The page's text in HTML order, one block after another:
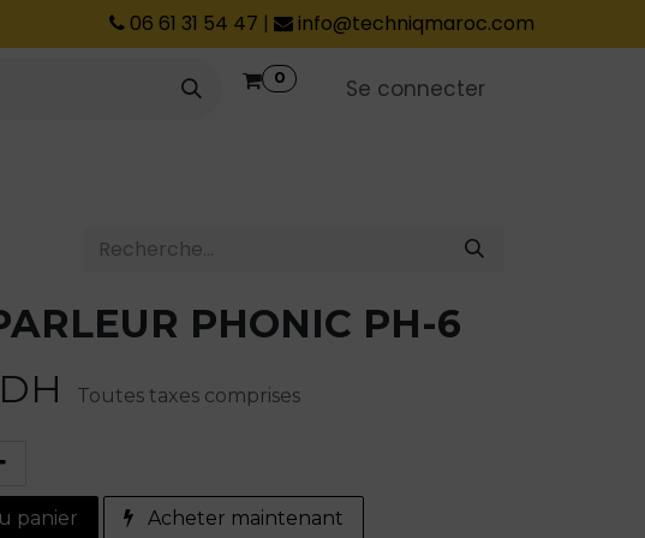
06 61 31 54 47 | info@techniqmaroc.com
0 Se connecter
PHONIC PH-6
DH Toutes taxes comprises
panier Acheter maintenant